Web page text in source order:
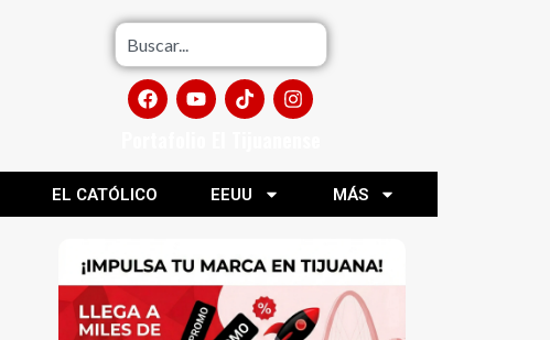
EL CATÓLICO EEUU MÁS